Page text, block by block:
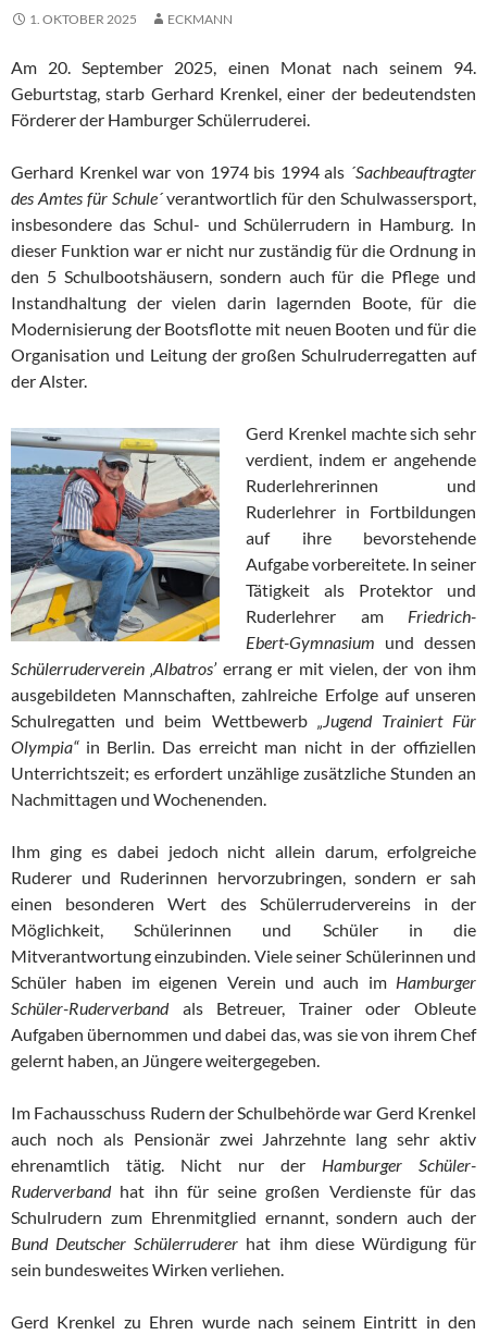
1. OKTOBER 2025 ECKMANN
Am 20. September 2025, einen Monat nach seinem 94.
Geburtstag, starb Gerhard Krenkel, einer der bedeutendsten
Förderer der Hamburger Schülerruderei.
Gerhard Krenkel war von 1974 bis 1994 als ´Sachbeauftragter
des Amtes für Schule´verantwortlich für den Schulwassersport,
insbesondere das Schul- und Schülerrudern in Hamburg. In
dieser Funktion war er nicht nur zuständig für die Ordnung in
den 5 Schulbootshäusern, sondern auch für die Pflege und
Instandhaltung der vielen darin lagernden Boote, für die
Modernisierung der Bootsflotte mit neuen Booten und für die
Organisation und Leitung der großen Schulruderregatten auf
der Alster.
Gerd Krenkel machte sich sehr
verdient, indem er angehende
Ruderlehrerinnen und
Ruderlehrer in Fortbildungen
auf ihre bevorstehende
Aufgabe vorbereitete. In seiner
Tätigkeit als Protektor und
Ruderlehrer am Friedrich-
Ebert-Gymnasium und dessen
Schülerruderverein ‚Albatros’errang er mit vielen, der von ihm
ausgebildeten Mannschaften, zahlreiche Erfolge auf unseren
Schulregatten und beim Wettbewerb
„Jugend Trainiert Für
Olympia“ in Berlin. Das erreicht man nicht in der offiziellen
Unterrichtszeit; es erfordert unzählige zusätzliche Stunden an
Nachmittagen und Wochenenden.
Ihm ging es dabei jedoch nicht allein darum, erfolgreiche
Ruderer und Ruderinnen hervorzubringen, sondern er sah
einen besonderen Wert des Schülerrudervereins in der
Möglichkeit, Schülerinnen und Schüler in die
Mitverantwortung einzubinden. Viele seiner Schülerinnen und
Schüler haben im eigenen Verein und auch im Hamburger
Schüler-Ruderverbandals Betreuer, Trainer oder Obleute
Aufgaben übernommen und dabei das, was sie von ihrem Chef
gelernt haben, an Jüngere weitergegeben.
Im Fachausschuss Rudern der Schulbehörde war Gerd Krenkel
auch noch als Pensionär zwei Jahrzehnte lang sehr aktiv
ehrenamtlich tätig. Nicht nur der Hamburger Schüler-
Ruderverbandhat ihn für seine großen Verdienste für das
Schulrudern zum Ehrenmitglied ernannt, sondern auch der
Bund Deutscher Schülerruderer hat ihm diese Würdigung für
sein bundesweites Wirken verliehen.
Gerd Krenkel zu Ehren wurde nach seinem Eintritt in den